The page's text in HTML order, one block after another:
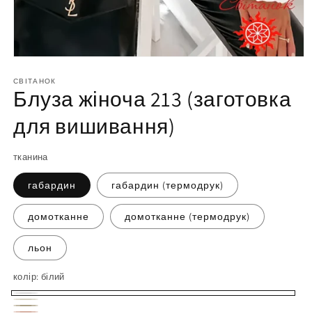
1
у
модальному
СВІТАНОК
Блуза жіноча 213 (заготовка
для вишивання)
тканина
габардин габардин (термодрук)
домотканне домотканне (термодрук)
льон
колір: білий
білий
молочний